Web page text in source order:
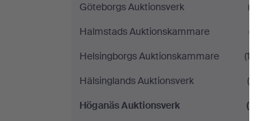
Göteborgs Auktionsverk
(2)
Halmstads Auktionskammare
(7)
Helsingborgs Auktionskammare
(12)
Hälsinglands Auktionsverk
(4)
Höganäs Auktionsverk
(2)